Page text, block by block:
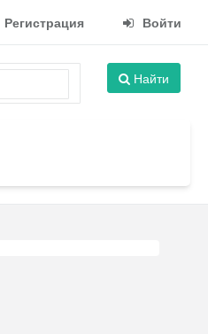
Регистрация Войти
Найти